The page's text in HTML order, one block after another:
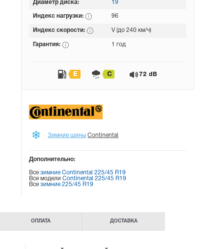
Диаметр диска: 19
Индекс нагрузки: 96
Индекс скорости: V (до 240 км/ч)
Гарантия: 1 год
E C 72 dB
Зимние шины Continental
Дополнительно:
Всезимние Continental 225/45 R19
Все моделиContinental 225/45 R19
Всезимние 225/45 R19
ОПЛАТА ДОСТАВКА